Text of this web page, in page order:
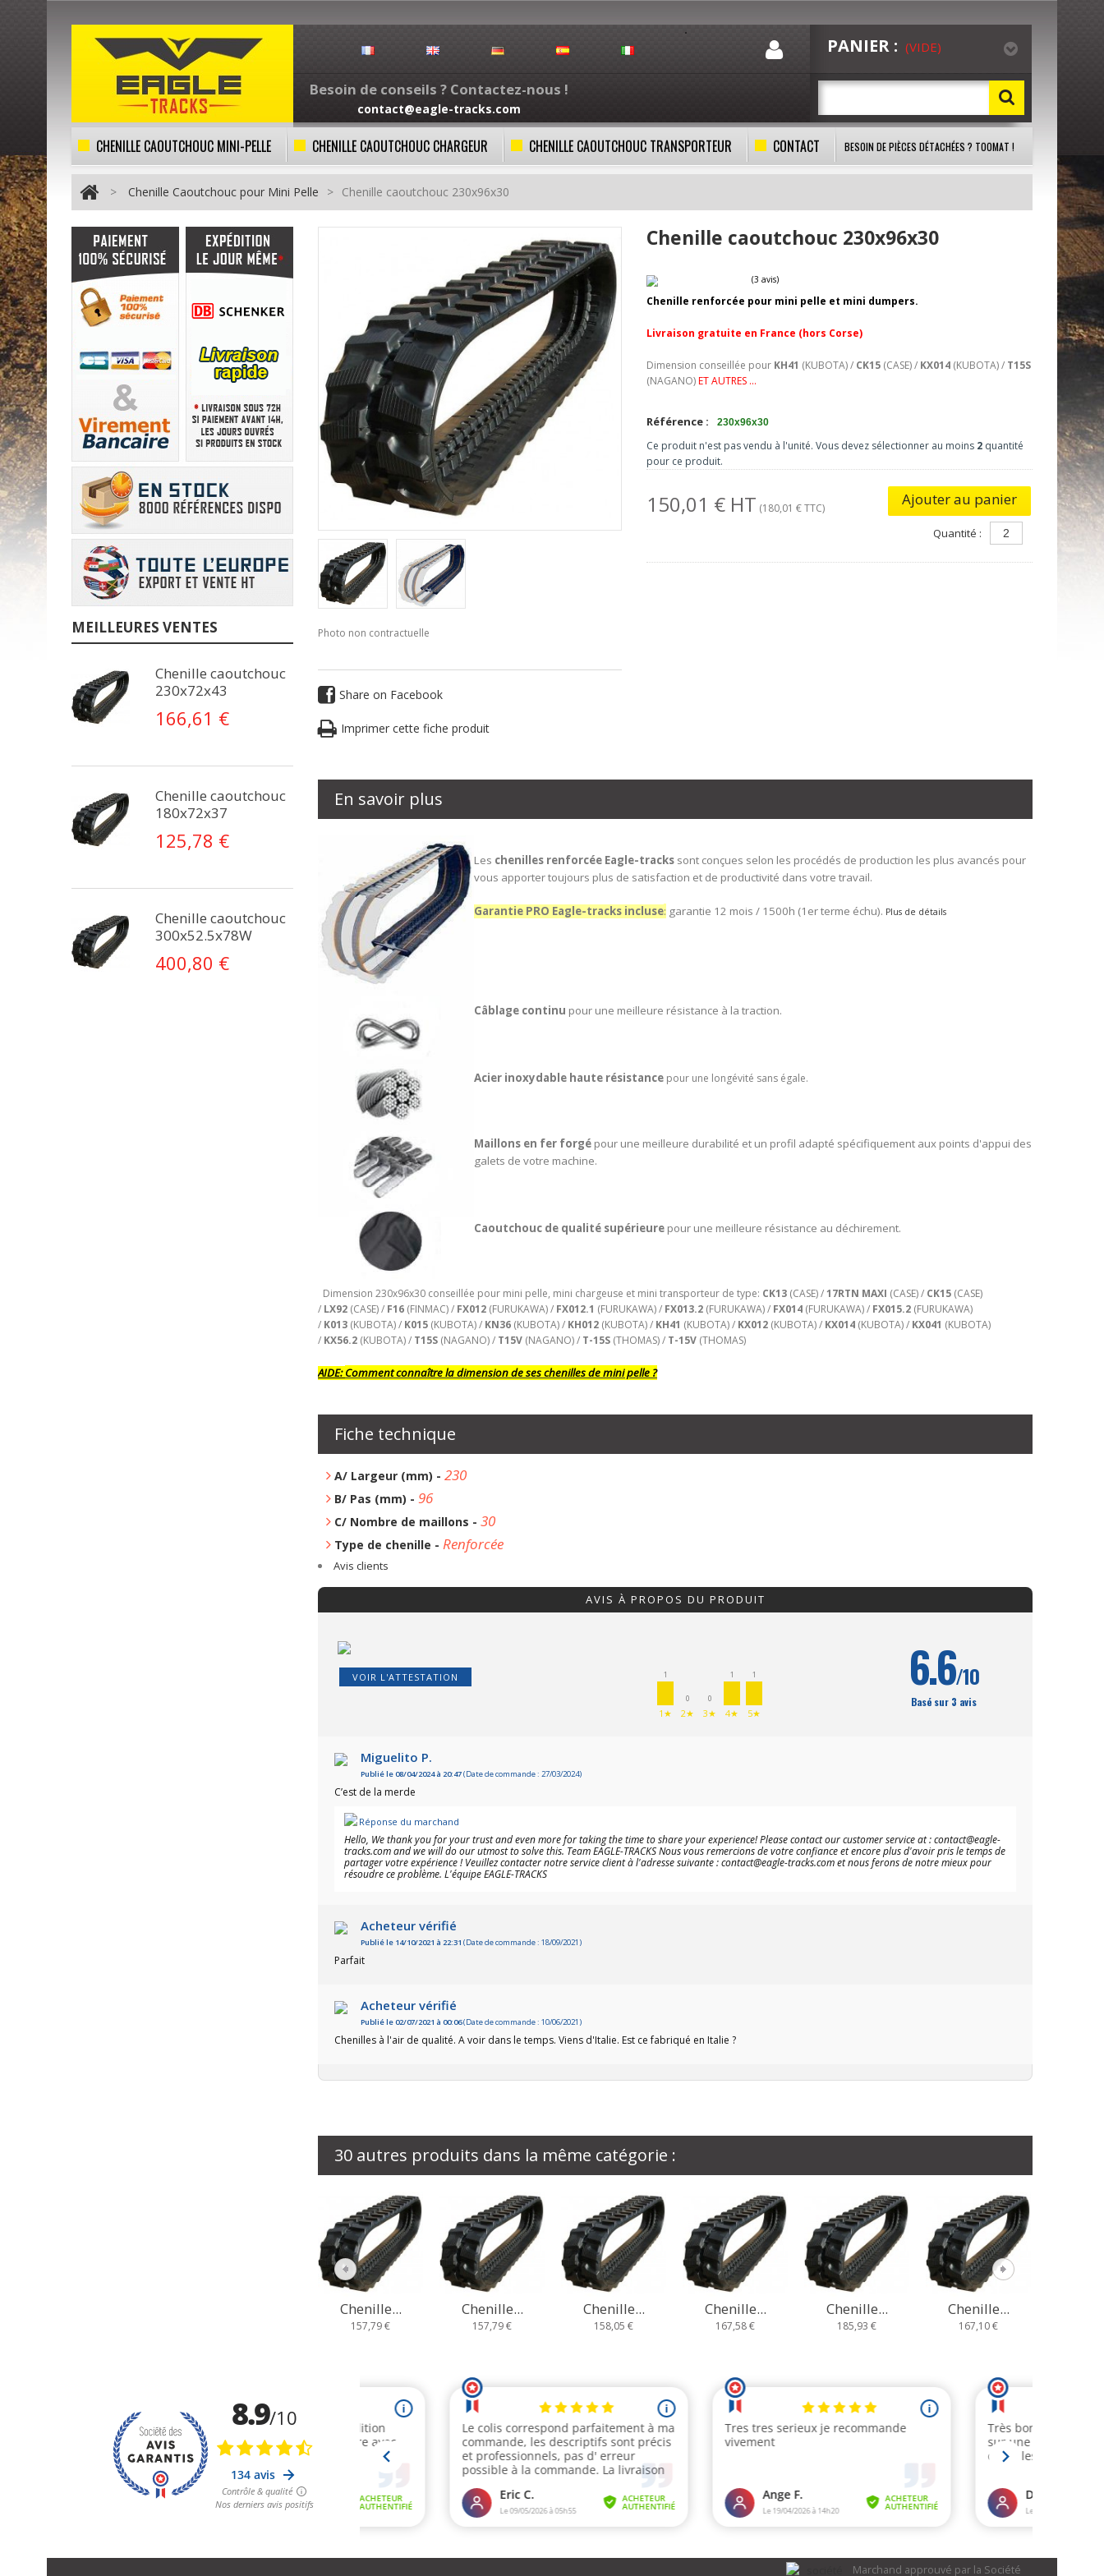
CHENILLE CAOUTCHOUC MINI-PELLE CHENILLE CAOUTCHOUC CHARGEUR CHENILLE CAOUTCHOUC TRANSPORTEUR CONTACT BESOIN DE PIÈCES DÉTACHÉES ? TOOMAT !
Besoin de conseils ? Contactez-nous !
contact@eagle-tracks.com
PANIER : (VIDE)
> Chenille Caoutchouc pour Mini Pelle > Chenille caoutchouc 230x96x30
MEILLEURES VENTES
Chenille caoutchouc
230x72x43
166,61 €
Chenille caoutchouc
180x72x37
125,78 €
Chenille caoutchouc
300x52.5x78W
400,80 €
Photo non contractuelle
Share on Facebook
Imprimer cette fiche produit
Chenille caoutchouc 230x96x30
Chenille renforcée pour mini pelle et mini dumpers.
Livraison gratuite en France (hors Corse)
Dimension conseillée pour KH41 (KUBOTA) / CK15 (CASE) / KX014 (KUBOTA) / T15S
(NAGANO)ET AUTRES ...
Référence : 230x96x30
Ce produit n'est pas vendu à l'unité. Vous devez sélectionner au moins 2 quantité
pour ce produit.
150,01 € HT (180,01 € TTC) Ajouter au panier
Quantité :
En savoir plus
Les chenilles renforcée Eagle-tracks sont conçues selon les procédés de production les plus avancés pour
vous apporter toujours plus de satisfaction et de productivité dans votre travail.
Garantie PRO Eagle-tracks incluse: garantie 12 mois / 1500h (1er terme échu). Plus de détails
Câblage continu pour une meilleure résistance à la traction.
Acier inoxydable haute résistance pour une longévité sans égale.
Maillons en fer forgé pour une meilleure durabilité et un profil adapté spécifiquement aux points d'appui des
galets de votre machine.
Caoutchouc de qualité supérieure pour une meilleure résistance au déchirement.
Dimension 230x96x30 conseillée pour mini pelle, mini chargeuse et mini transporteur de type: CK13 (CASE) /17RTN MAXI (CASE) / CK15 (CASE)
/ LX92 (CASE) / F16 (FINMAC) / FX012 (FURUKAWA) / FX012.1 (FURUKAWA) / FX013.2 (FURUKAWA) / FX014 (FURUKAWA) / FX015.2 (FURUKAWA)
/ K013 (KUBOTA) / K015 (KUBOTA) / KN36 (KUBOTA) / KH012 (KUBOTA) / KH41 (KUBOTA) / KX012 (KUBOTA) / KX014 (KUBOTA) / KX041 (KUBOTA)
/ KX56.2 (KUBOTA) / T15S (NAGANO) / T15V (NAGANO) / T-15S (THOMAS) / T-15V (THOMAS)
AIDE:Comment connaître la dimension de ses chenilles de mini pelle ?
Fiche technique
A/ Largeur (mm) - 230
B/ Pas (mm) - 96
C/ Nombre de maillons - 30
Type de chenille - Renforcée
Avis clients
AVIS À PROPOS DU PRODUIT
VOIR L'ATTESTATION 1
1★
0
2★
0
3★
1
4★
1
5★
6.6/10
Basé sur 3 avis
Miguelito P.
Publié le 08/04/2024 à 20:47(Date de commande : 27/03/2024)
C’est de la merde
Réponse du marchand
Hello, We thank you for your trust and even more for taking the time to share your experience! Please contact our customer service at : contact@eagle-
tracks.com and we will do our utmost to solve this. Team EAGLE-TRACKS Nous vous remercions de votre confiance et encore plus d'avoir pris le temps de
partager votre expérience ! Veuillez contacter notre service client à l'adresse suivante : contact@eagle-tracks.com et nous ferons de notre mieux pour
résoudre ce problème. L'équipe EAGLE-TRACKS
Acheteur vérifié
Publié le 14/10/2021 à 22:31 (Date de commande : 18/09/2021)
Parfait
Acheteur vérifié
Publié le 02/07/2021 à 00:06(Date de commande : 10/06/2021)
Chenilles à l'air de qualité. A voir dans le temps. Viens d'Italie. Est ce fabriqué en Italie ?
30 autres produits dans la même catégorie :
Chenille...
157,79 €
Chenille...
158,05 €
Chenille...
167,58 €
Chenille...
185,93 €
Chenille...
167,10 €
Chenille...
235,67 €
Marchand approuvé par la Société